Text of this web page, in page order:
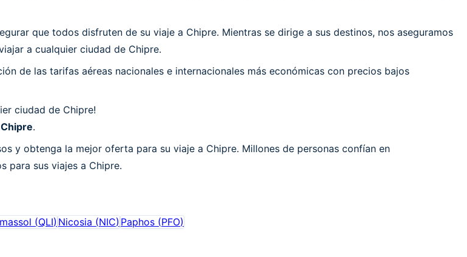
que todos disfruten de su viaje a Chipre. Mientras se dirige a sus destinos, nos aseguramos
a cualquier ciudad de Chipre.
de las tarifas aéreas nacionales e internacionales más económicas con precios bajos
ciudad de Chipre!
Chipre.
y obtenga la mejor oferta para su viaje a Chipre. Millones de personas confían en
para sus viajes a Chipre.
(QLI) Nicosia (NIC) Paphos (PFO)